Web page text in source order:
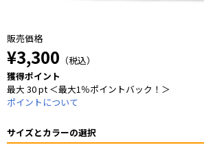
販売価格
¥3,300 （税込）
獲得ポイント
最大 30 pt ＜最大1％ポイントバック！＞
ポイントについて
サイズとカラーの選択